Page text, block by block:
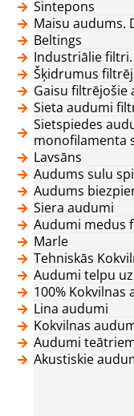
Sintepons
Maisu audums.
Beltings
Industriālie
Šķidrumus
Gaisu filtrējošie
Sieta audumi
Sietspiedes
monofilamenta
Lavsāns
Audums sulu
Audums
Siera audumi
Audumi medus
Marle
Tehniskās
Audumi telpu
100%
Lina audumi
Kokvilnas
Audumi
Akustiskie